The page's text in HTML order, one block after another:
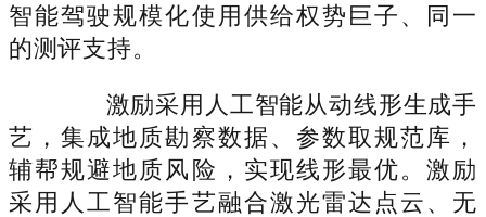
智能驾驶规模化使用供给权势巨子、同一
的测评支持。
激励采用人工智能从动线形生成手
艺，集成地质勘察数据、参数取规范库，
辅帮规避地质风险，实现线形最优。激励
采用人工智能手艺融合激光雷达点云、无